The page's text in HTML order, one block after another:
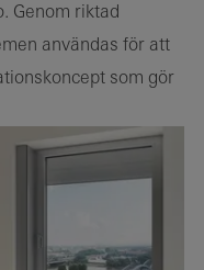
Genom riktad
användas för att
som gör